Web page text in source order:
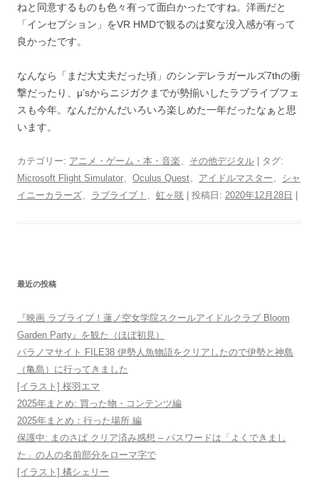
ねと同意するものも色々有って面白かったですね。洋画だと
「インセプション」をVR HMDで観るのは変な没入感が有って
良かったです。
なんなら「まだ大丈夫だった頃」のシンデレラガールズ7thの衝
撃だったり、μ’sからニジガクまでが勢揃いしたラブライブフェ
スも今年。なんだかんだいろいろ楽しめた一年だったなぁと思
います。
カテゴリー: アニメ・ゲーム・本・音楽 その他デジタル | タグ:
Microsoft Flight Simulator
Oculus Quest アイドルマスター
シャ
イニーカラーズ
ラブライブ！ 虹ヶ咲 | 投稿日: 2020年12月28日
最近の投稿
『映画 ラブライブ！蓮ノ空女学院スクールアイドルクラブ Bloom
Garden Party』を観た（ほぼ初見）
パラノマサイト FILE38 伊勢人魚物語をクリアしたので伊勢と神島
（亀島）に行ってきました
[イラスト] 桜羽エマ
2025年まとめ: 買った物・コンテンツ編
2025年まとめ：行った場所 編
保護中: まのさば クリア済み感想 – パスワードは「よくできまし
た」の人の名前部分をローマ字で
[イラスト] 橘シェリー